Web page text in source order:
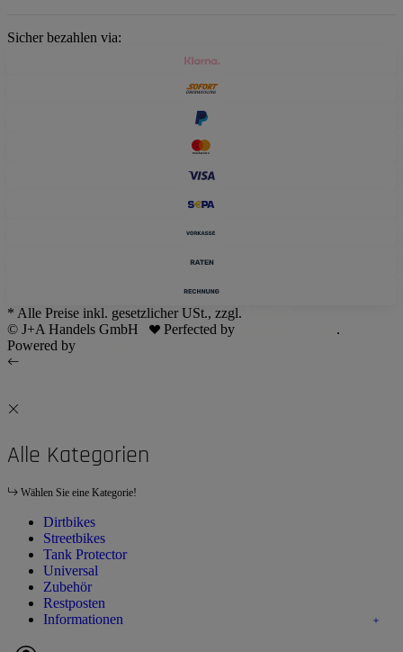
Sicher bezahlen via:
* Alle Preise inkl. gesetzlicher USt., zzgl.
© J+A Handels GmbH
Perfected by
.
Powered by
Alle Kategorien
Wählen Sie eine Kategorie!
Dirtbikes
Streetbikes
Tank Protector
Universal
Zubehör
Restposten
Informationen